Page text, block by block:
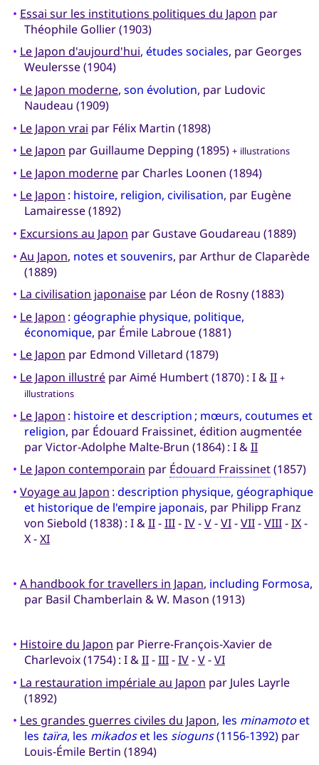
• Essai sur les institutions politiques du Japon par
Théophile Gollier (1903)
• Le Japon d'aujourd'hui, études sociales, par Georges
Weulersse (1904)
• Le Japon moderne, son évolution, par Ludovic
Naudeau (1909)
• Le Japon vrai par Félix Martin (1898)
• Le Japon par Guillaume Depping (1895) + illustrations
• Le Japon modernepar Charles Loonen (1894)
• Le Japon : histoire, religion, civilisation, par Eugène
Lamairesse (1892)
• Excursions au Japon par Gustave Goudareau (1889)
• Au Japon, notes et souvenirs, par Arthur de Claparède
(1889)
• La civilisation japonaisepar Léon de Rosny (1883)
• Le Japon : géographie physique, politique,
économique, par Émile Labroue (1881)
• Le Japon par Edmond Villetard (1879)
• Le Japon illustrépar Aimé Humbert (1870) : I &II +
illustrations
• Le Japon : histoire et description ; mœurs, coutumes et
religion, par Édouard Fraissinet, édition augmentée
par Victor-Adolphe Malte-Brun (1864) : I &II
• Le Japon contemporain par Édouard Fraissinet(1857)
• Voyage au Japon : description physique, géographique
et historique de l'empire japonais, par Philipp Franz
von Siebold (1838) : I &II-III-IV-V-VI-VII-VIII-IX-
X -XI
• A handbook for travellers in Japan, including Formosa,
par Basil Chamberlain & W. Mason (1913)
• Histoire du Japon par Pierre-François-Xavier de
Charlevoix (1754) : I &II-III-IV-V-VI
• La restauration impériale au Japon par Jules Layrle
(1892)
• Les grandes guerres civiles du Japon, les minamotoet
les taïra, les mikadoset les sioguns(1156-1392)par
Louis-Émile Bertin (1894)